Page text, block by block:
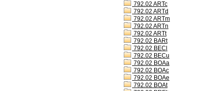
792.02 ARTc
792.02 ARTd
792.02 ARTm
792.02 ARTn
792.02 ARTt
792.02 BARt
792.02 BECl
792.02 BECu
792.02 BOAa
792.02 BOAc
792.02 BOAe
792.02 BOAt